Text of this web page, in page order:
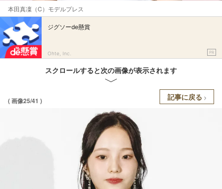
本田真凜（C）モデルプレス
ジグソーde懸賞
Ohte, Inc. PR
スクロールすると次の画像が表示されます
( 画像25/41 ) 記事に戻る